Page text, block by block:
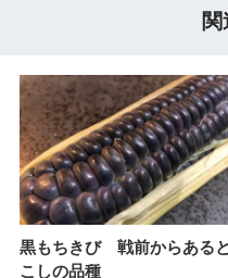
黒もちきび 戦前からある
こしの品種